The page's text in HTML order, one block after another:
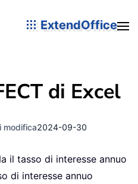
ExtendOffice
di Excel
modifica2024-09-30
il tasso di interesse annuo
di interesse annuo